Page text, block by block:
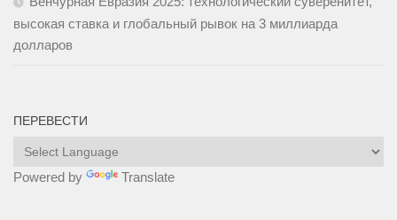
высокая ставка и глобальный рывок на 3 миллиарда
долларов
ПЕРЕВЕСТИ
Powered by Translate